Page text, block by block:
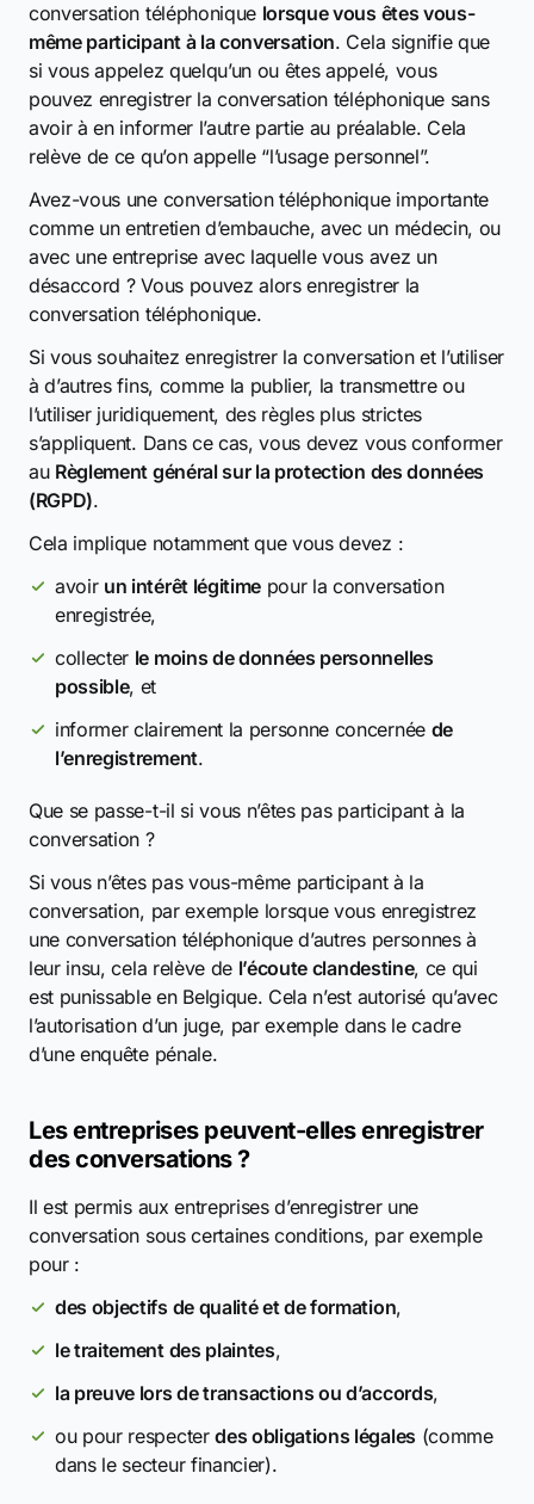
conversation téléphonique lorsque vous êtes vous-
même participant à la conversation. Cela signifie que
si vous appelez quelqu’un ou êtes appelé, vous
pouvez enregistrer la conversation téléphonique sans
avoir à en informer l’autre partie au préalable. Cela
relève de ce qu’on appelle “l’usage personnel”.
Avez-vous une conversation téléphonique importante
comme un entretien d’embauche, avec un médecin, ou
avec une entreprise avec laquelle vous avez un
désaccord ? Vous pouvez alors enregistrer la
conversation téléphonique.
Si vous souhaitez enregistrer la conversation et l’utiliser
à d’autres fins, comme la publier, la transmettre ou
l’utiliser juridiquement, des règles plus strictes
s’appliquent. Dans ce cas, vous devez vous conformer
au Règlement général sur la protection des données
(RGPD).
Cela implique notamment que vous devez :
avoir un intérêt légitime pour la conversation
enregistrée,
collecter le moins de données personnelles
possible, et
informer clairement la personne concernée de
l’enregistrement.
Que se passe-t-il si vous n’êtes pas participant à la
conversation ?
Si vous n’êtes pas vous-même participant à la
conversation, par exemple lorsque vous enregistrez
une conversation téléphonique d’autres personnes à
leur insu, cela relève de l’écoute clandestine, ce qui
est punissable en Belgique. Cela n’est autorisé qu’avec
l’autorisation d’un juge, par exemple dans le cadre
d’une enquête pénale.
Les entreprises peuvent-elles enregistrer
des conversations ?
Il est permis aux entreprises d’enregistrer une
conversation sous certaines conditions, par exemple
pour :
des objectifs de qualité et de formation,
le traitement des plaintes,
la preuve lors de transactions ou d’accords,
ou pour respecterdes obligations légales (comme
dans le secteur financier).